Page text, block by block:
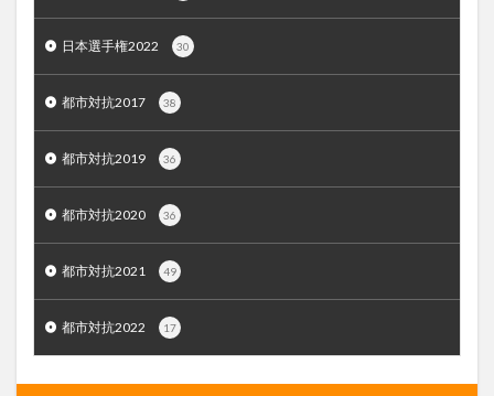
日本選手権2022 30
都市対抗2017 38
都市対抗2019 36
都市対抗2020 36
都市対抗2021 49
都市対抗2022 17